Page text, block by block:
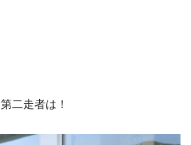
第二走者は！